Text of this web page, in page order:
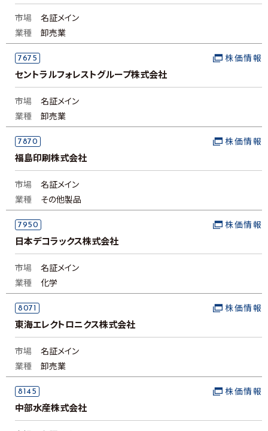
市場
名証メイン
業種
卸売業
7675
セントラルフォレストグループ株式会社
株価情報
市場
名証メイン
業種
卸売業
7870
福島印刷株式会社
株価情報
市場
名証メイン
業種
その他製品
7950
日本デコラックス株式会社
株価情報
市場
名証メイン
業種
化学
8071
東海エレクトロニクス株式会社
株価情報
市場
名証メイン
業種
卸売業
8145
中部水産株式会社
株価情報